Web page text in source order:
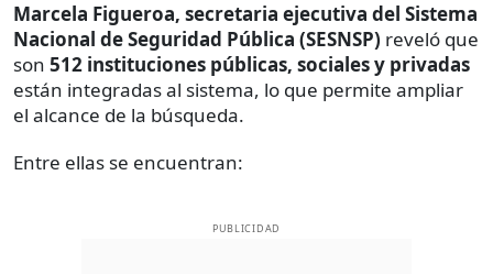
Marcela Figueroa, secretaria ejecutiva del Sistema
Nacional de Seguridad Pública (SESNSP) reveló que
son 512 instituciones públicas, sociales y privadas
están integradas al sistema, lo que permite ampliar
el alcance de la búsqueda.
Entre ellas se encuentran:
PUBLICIDAD